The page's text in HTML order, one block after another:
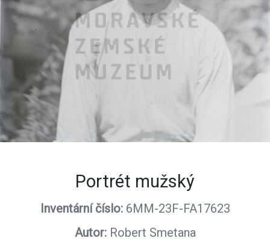
Portrét mužský
Inventární číslo: 6MM-23F-FA17623
Autor: Robert Smetana